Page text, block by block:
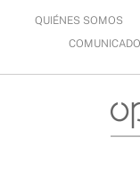
QUIÉNES SOMOS